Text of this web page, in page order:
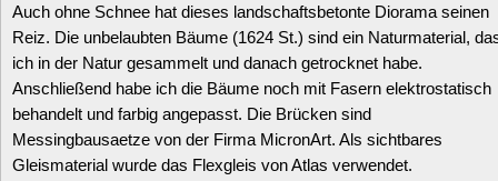
Auch ohne Schnee hat dieses landschaftsbetonte Diorama seinen
Reiz. Die unbelaubten Bäume (1624 St.) sind ein Naturmaterial,
ich in der Natur gesammelt und danach getrocknet habe.
Anschließend habe ich die Bäume noch mit Fasern elektrostatisch
behandelt und farbig angepasst. Die Brücken sind
Messingbausaetze von der Firma MicronArt. Als sichtbares
Gleismaterial wurde das Flexgleis von Atlas verwendet.